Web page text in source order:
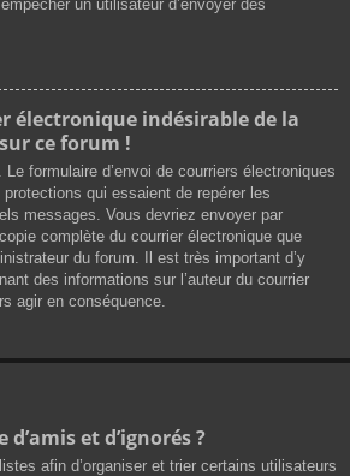
un utilisateur d’envoyer des
électronique indésirable de la
ce forum !
formulaire d’envoi de courriers électroniques
qui essaient de repérer les
messages. Vous devriez envoyer par
complète du courrier électronique que
du forum. Il est très important d’y
des informations sur l’auteur du courrier
agir en conséquence.
et d’ignorés ?
afin d’organiser et trier certains utilisateurs